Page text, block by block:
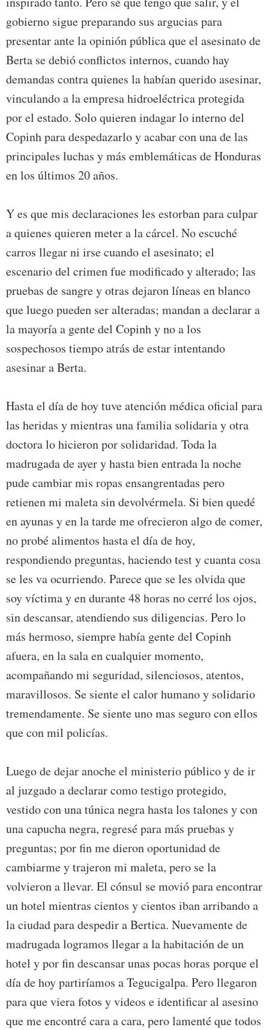
gobierno sigue preparando sus argucias para
presentar ante la opinión pública que el asesinato de
Berta se debió conflictos internos, cuando hay
demandas contra quienes la habían querido asesinar,
vinculando a la empresa hidroeléctrica protegida
por el estado. Solo quieren indagar lo interno del
Copinh para despedazarlo y acabar con una de las
principales luchas y más emblemáticas de Honduras
en los últimos 20 años.
Y es que mis declaraciones les estorban para culpar
a quienes quieren meter a la cárcel. No escuché
carros llegar ni irse cuando el asesinato; el
escenario del crimen fue modificado y alterado; las
pruebas de sangre y otras dejaron líneas en blanco
que luego pueden ser alteradas; mandan a declarar a
la mayoría a gente del Copinh y no a los
sospechosos tiempo atrás de estar intentando
asesinar a Berta.
Hasta el día de hoy tuve atención médica oficial para
las heridas y mientras una familia solidaria y otra
doctora lo hicieron por solidaridad. Toda la
madrugada de ayer y hasta bien entrada la noche
pude cambiar mis ropas ensangrentadas pero
retienen mi maleta sin devolvérmela. Si bien quedé
en ayunas y en la tarde me ofrecieron algo de comer,
no probé alimentos hasta el día de hoy,
respondiendo preguntas, haciendo test y cuanta cosa
se les va ocurriendo. Parece que se les olvida que
soy víctima y en durante 48 horas no cerré los ojos,
sin descansar, atendiendo sus diligencias. Pero lo
más hermoso, siempre había gente del Copinh
afuera, en la sala en cualquier momento,
acompañando mi seguridad, silenciosos, atentos,
maravillosos. Se siente el calor humano y solidario
tremendamente. Se siente uno mas seguro con ellos
que con mil policías.
Luego de dejar anoche el ministerio público y de ir
al juzgado a declarar como testigo protegido,
vestido con una túnica negra hasta los talones y con
una capucha negra, regresé para más pruebas y
preguntas; por fin me dieron oportunidad de
cambiarme y trajeron mi maleta, pero se la
volvieron a llevar. El cónsul se movió para encontrar
un hotel mientras cientos y cientos iban arribando a
la ciudad para despedir a Bertica. Nuevamente de
madrugada logramos llegar a la habitación de un
hotel y por fin descansar unas pocas horas porque el
día de hoy partiríamos a Tegucigalpa. Pero llegaron
para que viera fotos y videos e identificar al asesino
que me encontré cara a cara, pero lamenté que todos